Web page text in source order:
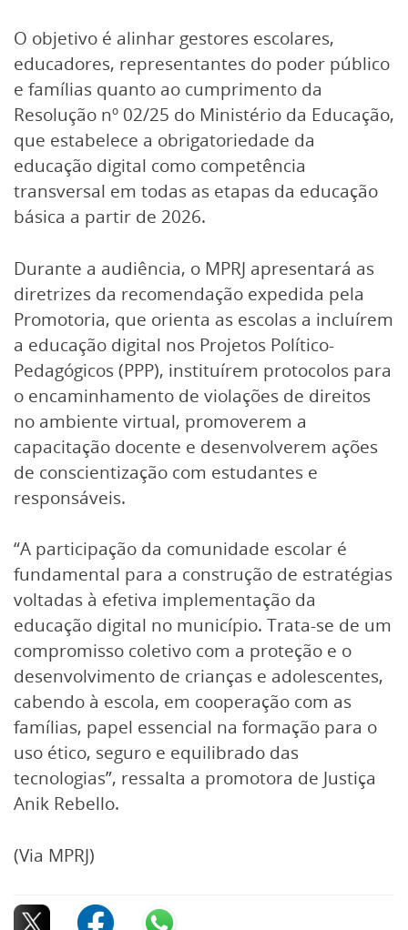
O objetivo é alinhar gestores escolares,
educadores, representantes do poder público
e famílias quanto ao cumprimento da
Resolução nº 02/25 do Ministério da Educação,
que estabelece a obrigatoriedade da
educação digital como competência
transversal em todas as etapas da educação
básica a partir de 2026.
Durante a audiência, o MPRJ apresentará as
diretrizes da recomendação expedida pela
Promotoria, que orienta as escolas a incluírem
a educação digital nos Projetos Político-
Pedagógicos (PPP), instituírem protocolos para
o encaminhamento de violações de direitos
no ambiente virtual, promoverem a
capacitação docente e desenvolverem ações
de conscientização com estudantes e
responsáveis.
“A participação da comunidade escolar é
fundamental para a construção de estratégias
voltadas à efetiva implementação da
educação digital no município. Trata-se de um
compromisso coletivo com a proteção e o
desenvolvimento de crianças e adolescentes,
cabendo à escola, em cooperação com as
famílias, papel essencial na formação para o
uso ético, seguro e equilibrado das
tecnologias”, ressalta a promotora de Justiça
Anik Rebello.
(Via MPRJ)